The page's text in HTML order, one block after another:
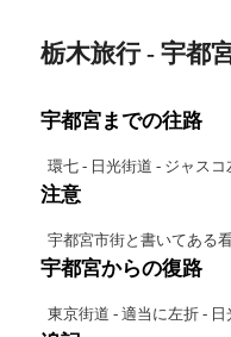
栃木旅行 - 宇都
宇都宮までの往路
環七 - 日光街道 - ジャスコ
注意
宇都宮市街と書いてある
宇都宮からの復路
東京街道 - 適当に左折 - 日